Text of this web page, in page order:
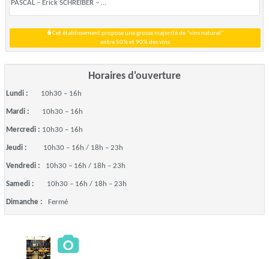
PASCAL – Erick SCHREIBER – …
Cet établissement propose une grosse majorité de "vins naturel"
entre 50% et 90% des vins
Horaires d'ouverture
Lundi : 10h30 – 16h
Mardi : 10h30 – 16h
Mercredi : 10h30 – 16h
Jeudi : 10h30 – 16h / 18h – 23h
Vendredi : 10h30 – 16h / 18h – 23h
Samedi : 10h30 – 16h / 18h – 23h
Dimanche : Fermé